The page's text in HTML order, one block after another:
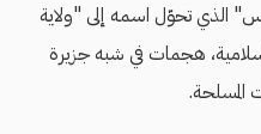
الذي تحوّل اسمه إلى "ولاية
هجمات في شبه جزيرة
المسلحة.